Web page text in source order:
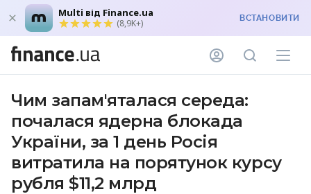
Multi від Finance.ua
(8,9K+) ВСТАНОВИТИ
Чим запам'яталася середа:
почалася ядерна блокада
України, за 1 день Росія
витратила на порятунок курсу
рубля $11,2 млрд